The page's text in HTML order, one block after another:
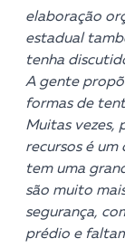
elaboração
estadual
tenha
A gente
formas de
Muitas vezes,
recursos é
tem uma
são muito
segurança,
prédio e